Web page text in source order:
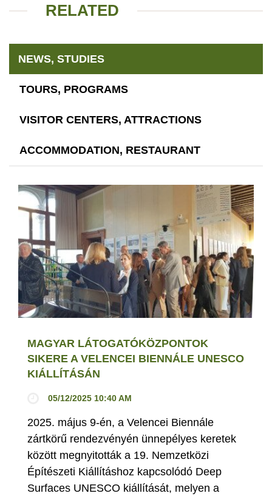
RELATED
NEWS, STUDIES
TOURS, PROGRAMS
VISITOR CENTERS, ATTRACTIONS
ACCOMMODATION, RESTAURANT
MAGYAR LÁTOGATÓKÖZPONTOK
SIKERE A VELENCEI BIENNÁLE UNESCO
KIÁLLÍTÁSÁN
05/12/2025 10:40 AM
2025. május 9-én, a Velencei Biennále
zártkörű rendezvényén ünnepélyes keretek
között megnyitották a 19. Nemzetközi
Építészeti Kiállításhoz kapcsolódó Deep
Surfaces UNESCO kiállítását, melyen a